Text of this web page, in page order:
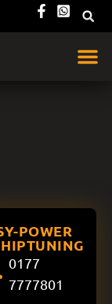
POWER
0177
7777801